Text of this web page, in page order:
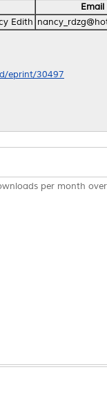
Email
Edith
eprint/30497
per month